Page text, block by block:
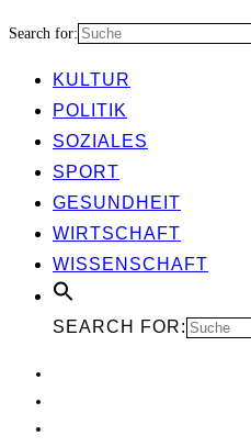
Search for:
KUL­TUR
POLI­TIK
SOZIA­LES
SPORT
GESUND­HEIT
WIRT­SCHAFT
WIS­SEN­SCHAFT
SEARCH FOR: